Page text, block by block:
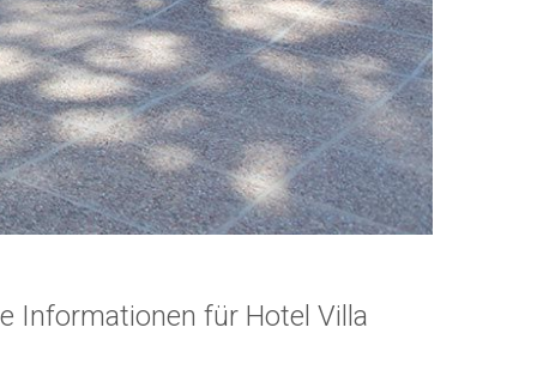
Informationen für Hotel Villa